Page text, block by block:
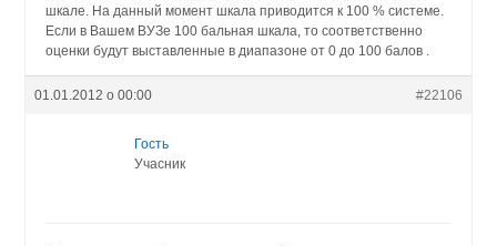
шкале. На данный момент шкала приводится к 100 % системе.
Если в Вашем ВУЗе 100 бальная шкала, то соответственно
оценки будут выставленные в диапазоне от 0 до 100 балов .
01.01.2012 о 00:00 #22106
Гость
Учасник